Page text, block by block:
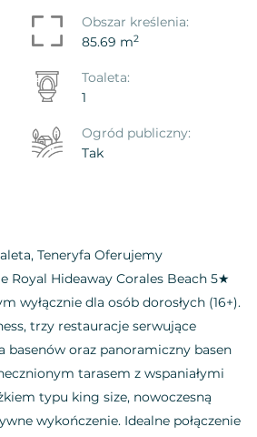
Obszar kreślenia:
85.69 m2
Toaleta:
1
Ogród publiczny:
Tak
Teneryfa Oferujemy
Hideaway Corales Beach 5★
wyłącznie dla osób dorosłych (16+).
trzy restauracje serwujące
oraz panoramiczny basen
tarasem z wspaniałymi
typu king size, nowoczesną
wykończenie. Idealne połączenie
Apartament Puerto De Santiago,
Santiago Del Teide
€ 229.950